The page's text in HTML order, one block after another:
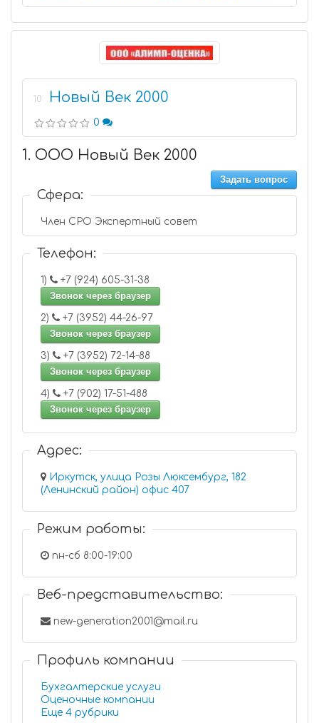
10 Новый Век 2000
0
1. ООО Новый Век 2000
Задать вопрос
Сфера:
Член СРО Экспертный совет
Телефон:
1)
+7 (924) 605-31-38
Звонок через браузер
2)
+7 (3952) 44-26-97
Звонок через браузер
3)
+7 (3952) 72-14-88
Звонок через браузер
4)
+7 (902) 17-51-488
Звонок через браузер
Адрес:
Иркутск, улица Розы Люксембург, 182
(Ленинский район) офис 407
Режим работы:
пн-сб 8:00-19:00
Веб-представительство:
new-generation2001@mail.ru
Профиль компании
Бухгалтерские услуги
Оценочные компании
Еще 4 рубрики